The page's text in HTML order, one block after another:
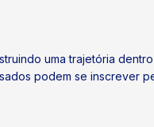
uma trajetória
podem se inscrever